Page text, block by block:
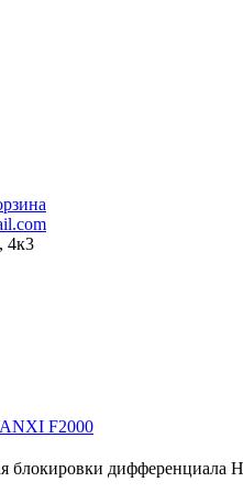
4к3
F2000
блокировки дифференциала